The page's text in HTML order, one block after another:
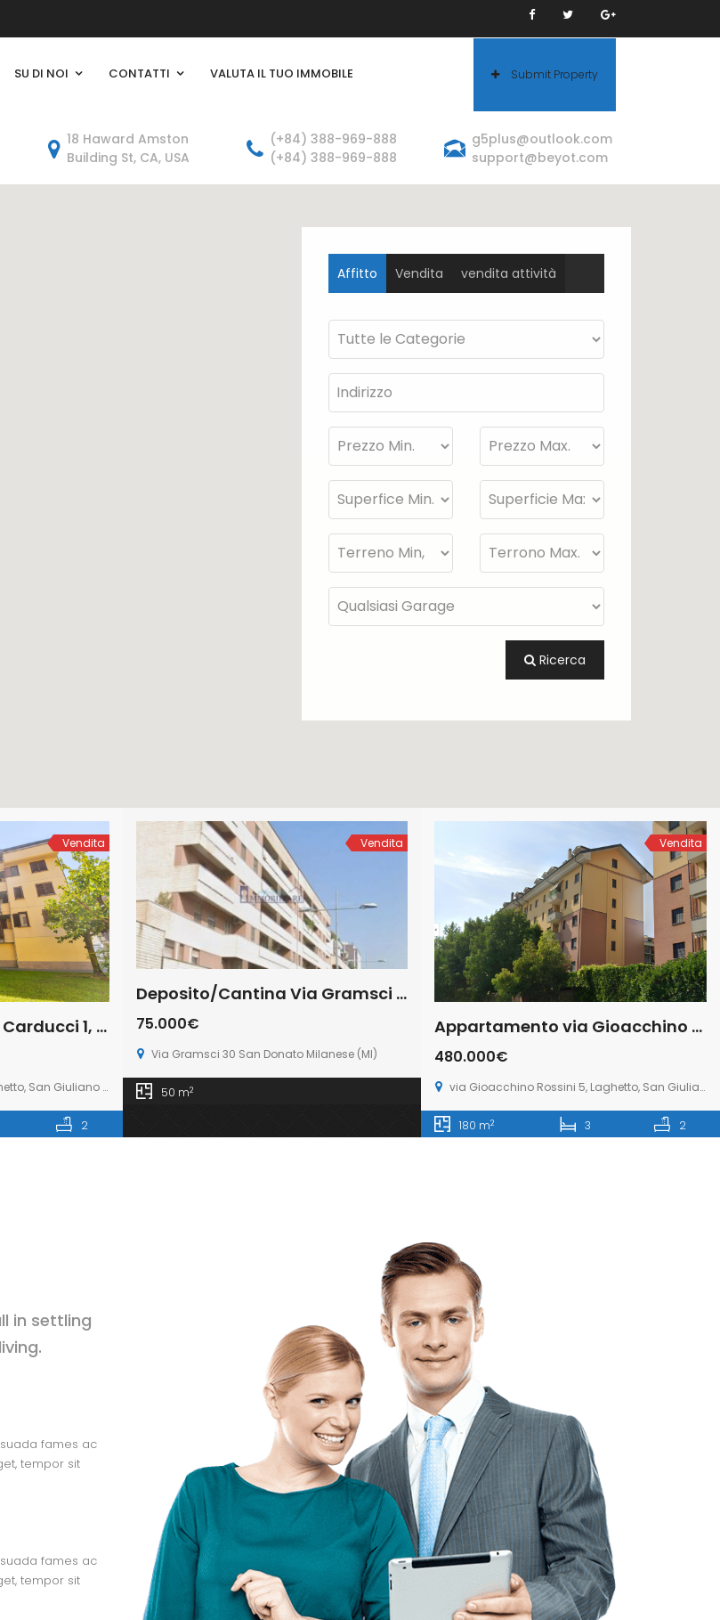
SU DI NOI CONTATTI VALUTA IL TUO IMMOBILE Submit Property
18 Haward Amston
Building St, CA, USA
(+84) 388-969-888
(+84) 388-969-888
g5plus@outlook.com
support@beyot.com
Affitto Vendita vendita attività
Ricerca
Vendita
Trilocale via Giosuè Carducci 1, Laghetto, San Giuliano Milanese (Rif. SGM94)
Giuliano Milanese
2
Vendita
Deposito/Cantina Via Gramsci n.30 San Donato Milanese (Rif. SDIFN111 bis)
75.000€
Via Gramsci 30 San Donato Milanese (MI)
50 m2
Vendita
Appartamento via Gioacchino Rossini 5, Laghetto, San Giuliano Milanese (Rif. SGM92)
480.000€
via Gioacchino Rossini 5, Laghetto, San Giuliano Milanese
180 m2 3 2
in settling
fames ac
tempor sit
fames ac
tempor sit